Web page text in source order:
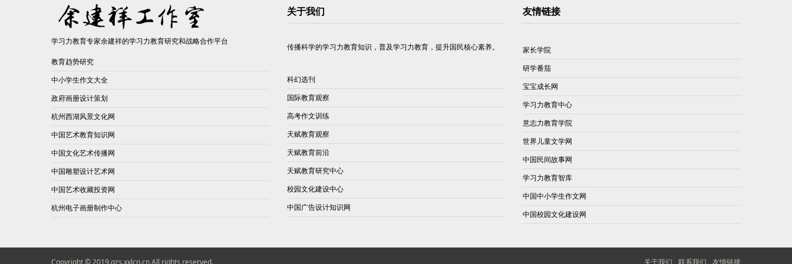
学习力教育专家余建祥的学习力教育研究和战略合作平台
教育趋势研究
中小学生作文大全
政府画册设计策划
杭州西湖风景文化网
中国艺术教育知识网
中国文化艺术传播网
中国雕塑设计艺术网
中国艺术收藏投资网
杭州电子画册制作中心
关于我们
传播科学的学习力教育知识，普及学习力教育，提升国民核心素养。
科幻选刊
国际教育观察
高考作文训练
天赋教育观察
天赋教育前沿
天赋教育研究中心
校园文化建设中心
中国广告设计知识网
友情链接
家长学院
研学番茄
宝宝成长网
学习力教育中心
意志力教育学院
世界儿童文学网
中国民间故事网
学习力教育智库
中国中小学生作文网
中国校园文化建设网
Copyright © 2019.gzs.xxlcn.cn All rights reserved. 关于我们 联系我们 友情链接